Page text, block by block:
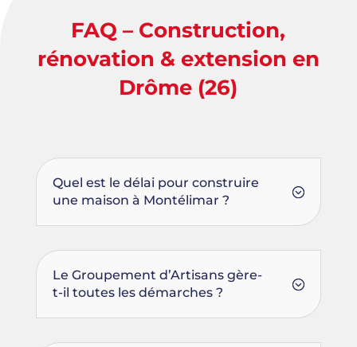
FAQ – Construction,
rénovation & extension en
Drôme (26)
Quel est le délai pour construire
une maison à Montélimar ?
Le Groupement d’Artisans gère-
t-il toutes les démarches ?